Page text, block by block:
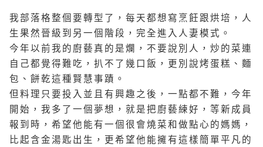
我部落格整個要轉型了，每天都想寫烹飪跟烘培，人
生果然晉級到另一個階段，完全進入人妻模式。
今年以前我的廚藝真的是爛，不要說別人，炒的菜連
自己都覺得難吃，扒不了幾口飯，更別說烤蛋糕、麵
包、餅乾這種賢慧事蹟。
但料理只要投入並且有興趣之後，一點都不難，今年
開始，我多了一個夢想，就是把廚藝練好，等新成員
報到時，希望他能有一個很會燒菜和做點心的媽媽，
比起含金湯匙出生，更希望他能擁有這樣簡單平凡的